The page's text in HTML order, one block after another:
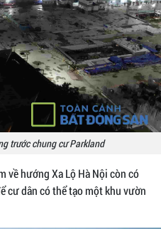
trước chung cư Parkland
về hướng Xa Lộ Hà Nội còn có
cư dân có thể tạo một khu vườn